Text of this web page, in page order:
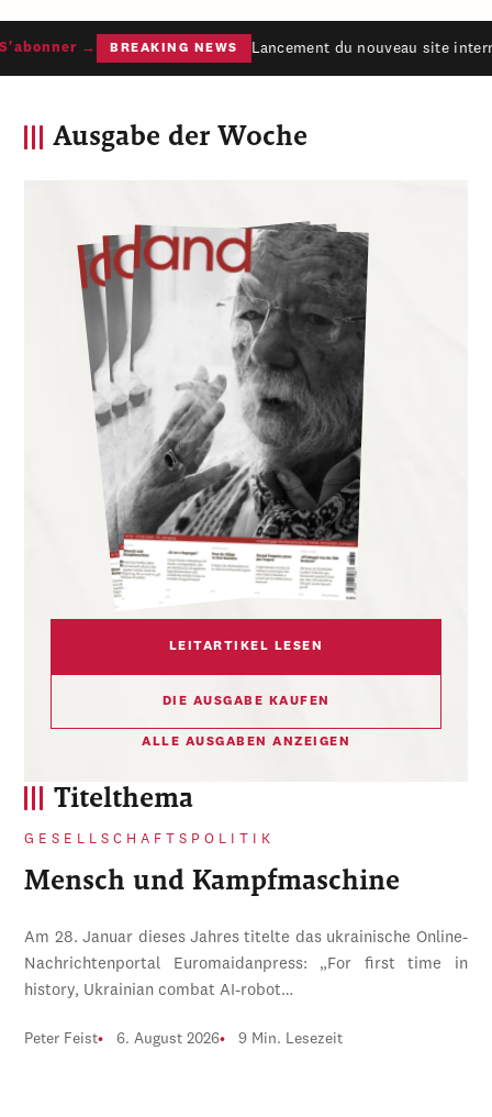
→ BREAKING NEWS Lancement du nouveau site
Titelthema
GESELLSCHAFTSPOLITIK
Mensch und Kampfmaschine
Am 28. Januar dieses Jahres titelte das ukrainische Online-
Nachrichtenportal Euromaidanpress: „For first time in
history, Ukrainian combat AI-robot…
Peter Feist 6. August 2026 9 Min. Lesezeit
Ausgabe der Woche
LEITARTIKEL LESEN
DIE AUSGABE KAUFEN
ALLE AUSGABEN ANZEIGEN